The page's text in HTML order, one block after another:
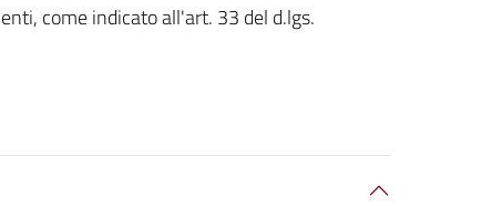
come indicato all'art. 33 del d.lgs.